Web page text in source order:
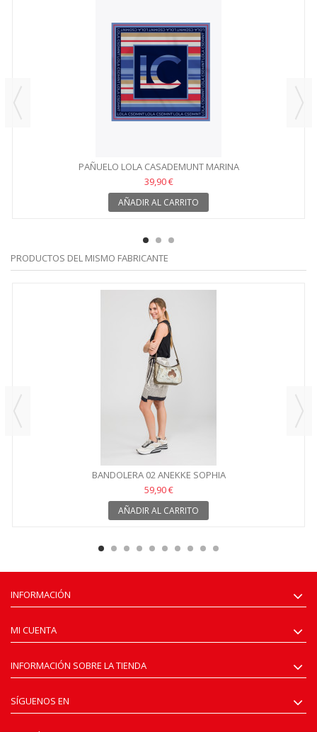
PAÑUELO LOLA CASADEMUNT MARINA
39,90 €
AÑADIR AL CARRITO
PRODUCTOS DEL MISMO FABRICANTE
BANDOLERA 02 ANEKKE SOPHIA
59,90 €
AÑADIR AL CARRITO
INFORMACIÓN
MI CUENTA
INFORMACIÓN SOBRE LA TIENDA
SÍGUENOS EN